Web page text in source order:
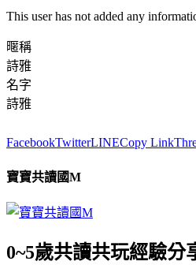
This user has not added any
暱稱
詩雅
名字
詩雅
FacebookTwitterLINECopy Link
寶寶共讀國M
0~5歲共讀共玩經驗分